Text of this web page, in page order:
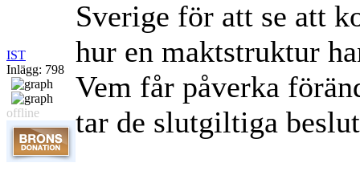
IST
Inlägg: 798
offline
Sverige för att se att
hur en maktstruktur
Vem får påverka
tar de slutgiltiga